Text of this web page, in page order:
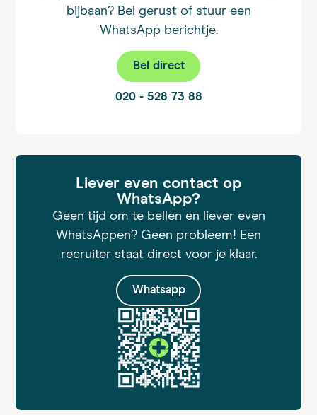
bijbaan? Bel gerust of stuur een
WhatsApp berichtje.
Bel direct
020 - 528 73 88
Liever even contact op
WhatsApp?
Geen tijd om te bellen en liever even
WhatsAppen? Geen probleem! Een
recruiter staat direct voor je klaar.
Whatsapp